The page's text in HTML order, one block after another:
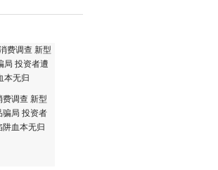
费调查 新型
骗局 投资者
阱血本无归